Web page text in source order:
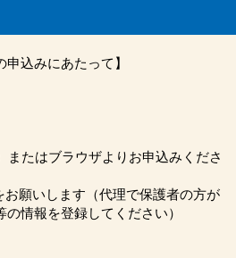
申込みにあたって】
たはブラウザよりお申込みくださ
願いします（代理で保護者の方が
情報を登録してください）